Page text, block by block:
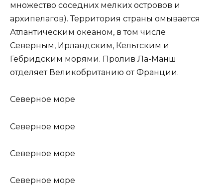
множество соседних мелких островов и
архипелагов). Территория страны омывается
Атлантическим океаном, в том числе
Северным, Ирландским, Кельтским и
Гебридским морями. Пролив Ла-Манш
отделяет Великобританию от Франции.
Северное море
Северное море
Северное море
Северное море